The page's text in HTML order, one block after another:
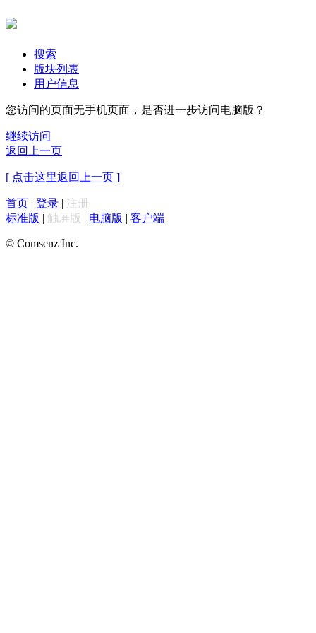
搜索
版块列表
用户信息
您访问的页面无手机页面，是否进一步访问电脑版？
继续访问
返回上一页
[ 点击这里返回上一页 ]
首页 | 登录 | 注册
标准版 | 触屏版 | 电脑版 | 客户端
© Comsenz Inc.